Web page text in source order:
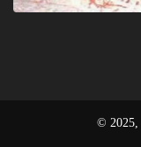
© 2025,